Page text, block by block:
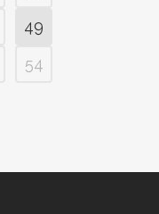
49
54